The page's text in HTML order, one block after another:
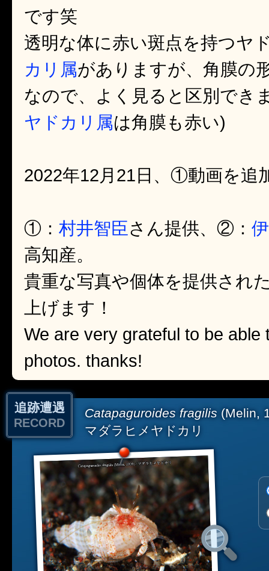
です笑
透明な体に赤い斑点を持つヤ
カリ属がありますが、角膜の
なので、よく見ると区別でき
ヤドカリ属は角膜も赤い)
2022年12月21日、①動画を追
①： 村井智臣さん提供、②：
高知産。
貴重な写真や個体を提供され
上げます！
We are very grateful to be able
photos. thanks!
追跡遭遇
RECORD
Catapaguroides fragilis (Melin,
マダラヒメヤドカリ